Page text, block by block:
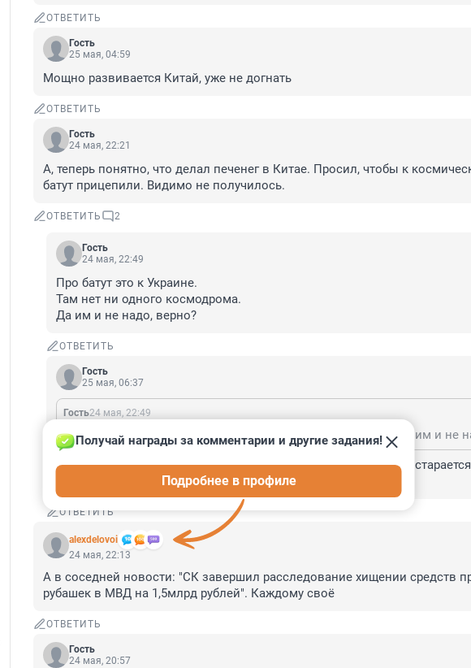
ОТВЕТИТЬ
Гость
25 мая, 04:59
Мощно развивается Китай, уже не догнать
ОТВЕТИТЬ
Гость
24 мая, 22:21
А, теперь понятно, что делал печенег в Китае. Просил, чтобы к
батут прицепили. Видимо не получилось.
ОТВЕТИТЬ 2
Гость
24 мая, 22:49
Про батут это к Украине.
Там нет ни одного космодрома.
Да им и не надо, верно?
ОТВЕТИТЬ
Гость
25 мая, 06:37
Гость24 мая, 22:49
Про батут это к Украине. Там нет ни одного космодрома. Да им и не
Ахаха... У Норвегии тоже нет космодрома и что? Лапоток так
туалет выгребной до сих пор🤭
ОТВЕТИТЬ
alexdelovoi
Получай награды за комментарии и другие задания!
Подробнее в профиле
24 мая, 22:13
А в соседней новости: "СК завершил расследование хищении средств
рубашек в МВД на 1,5млрд рублей". Каждому своё
ОТВЕТИТЬ
Гость
24 мая, 20:57